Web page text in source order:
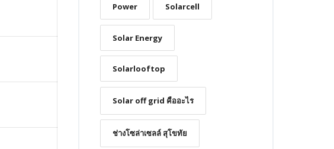
Power Solarcell
Solar Energy
Solarlooftop
Solar off grid คืออะไร
ช่างโซล่าเซลล์ สุโขทัย